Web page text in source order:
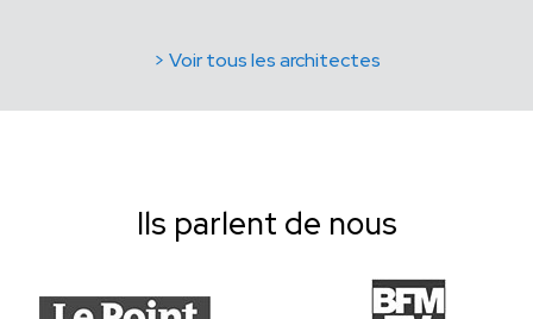
> Voir tous les architectes
Ils parlent de nous